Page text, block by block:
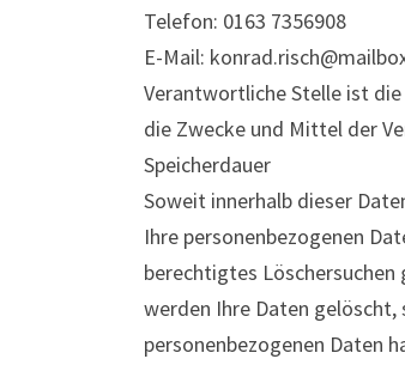
Telefon: 0163 7356908
E-Mail:
Verantwortliche Stelle ist
die Zwecke und Mittel der
Speicherdauer
Soweit innerhalb dieser
Ihre personenbezogenen
berechtigtes
werden Ihre Daten gelöscht,
personenbezogenen Daten